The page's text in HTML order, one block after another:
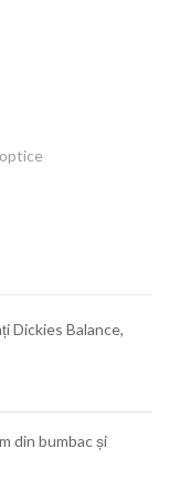
Dickies Balance,
din bumbac și